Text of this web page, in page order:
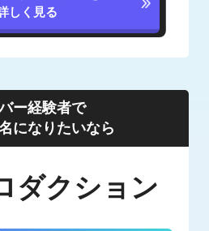
しく見る
ー経験者で
になりたいなら
ダクション